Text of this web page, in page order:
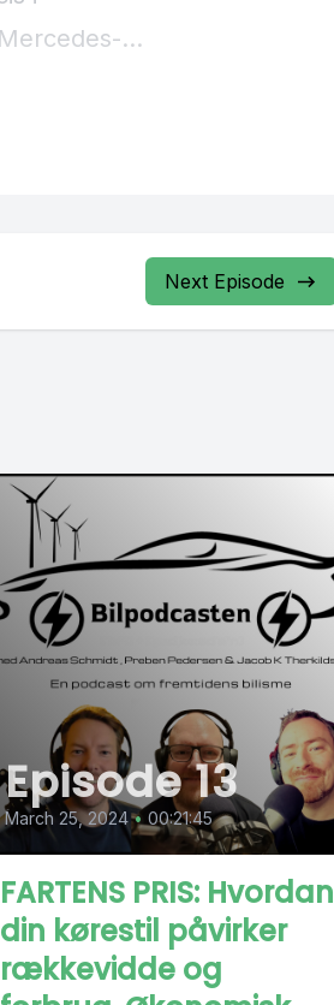
Next Episode
Episode 13
March 25, 2024 • 00:21:45
FARTENS PRIS: Hvordan
din kørestil påvirker
rækkevidde og